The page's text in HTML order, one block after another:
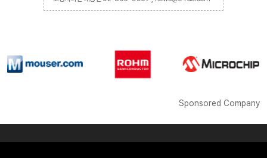
Sponsored Company